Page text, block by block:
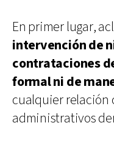
En primer lugar,
intervención de
contrataciones
formal ni de
cualquier relación
administrativos